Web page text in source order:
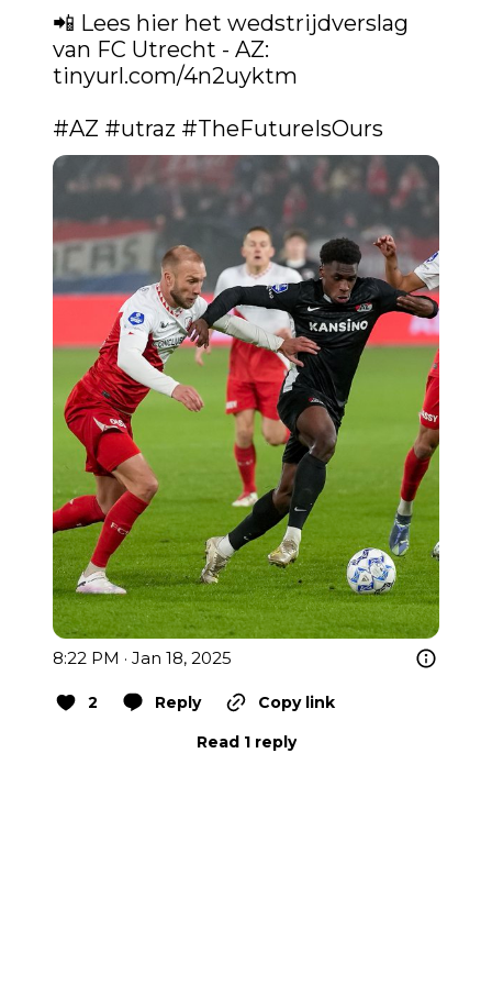
📲 Lees hier het wedstrijdverslag
tinyurl.com/4n2uyktm
#AZ #utraz #TheFutureIsOurs
8:22 PM · Jan 18, 2025
2 Reply
Copy link
Read 1 reply